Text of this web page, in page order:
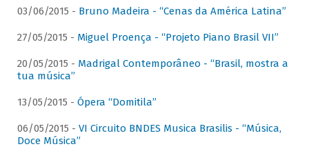
03/06/2015 - Bruno Madeira - “Cenas da América Latina”
27/05/2015 - Miguel Proença - “Projeto Piano Brasil VII”
20/05/2015 - Madrigal Contemporâneo - “Brasil, mostra a
tua música”
13/05/2015 - Ópera “Domitila”
06/05/2015 - VI Circuito BNDES Musica Brasilis - “Música,
Doce Música”